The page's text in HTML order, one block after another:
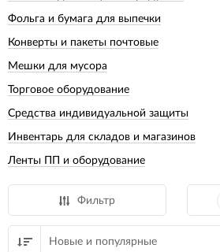
Фольга и бумага для выпечки
Конверты и пакеты почтовые
Мешки для мусора
Торговое оборудование
Средства индивидуальной защиты
Инвентарь для складов и магазинов
Ленты ПП и оборудование
Фильтр
Новые и популярные